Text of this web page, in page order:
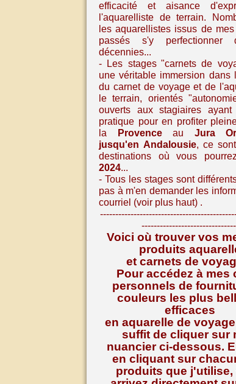
efficacité et aisance
l'aquarelliste de terrain.
les aquarellistes issus de
passés s'y perfectionner
décennies...
- Les stages "carnets de
une véritable immersion dans
du carnet de voyage et de
le terrain, orientés
ouverts aux stagiaires
pratique pour en profiter
la
Provenceau Jura
jusqu'en Andalousie, ce
destinations où vous
2024...
- Tous les stages sont
pas à m'en demander les
courriel (voir plus haut) .
Voici où trouver vos
produits
et carnets de
Pour accédez à mes
personnels de
couleurs les plus
efficaces
en aquarelle de
suffit de cliquer sur
nuancier ci-dessous.
en cliquant sur
produits que j'utilise,